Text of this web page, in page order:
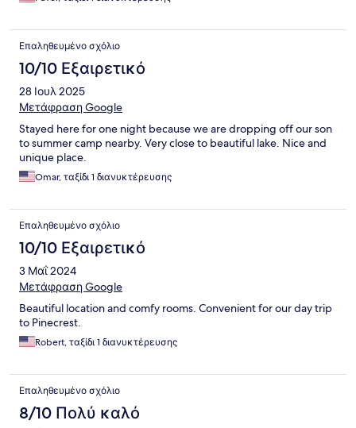
Επαληθευμένο σχόλιο
10/10 Εξαιρετικό
28 Ιουλ 2025
Μετάφραση Google
Stayed here for one night because we are dropping off our son
to summer camp nearby. Very close to beautiful lake. Nice and
unique place.
Omar, ταξίδι 1 διανυκτέρευσης
Επαληθευμένο σχόλιο
10/10 Εξαιρετικό
3 Μαΐ 2024
Μετάφραση Google
Beautiful location and comfy rooms. Convenient for our day trip
to Pinecrest.
Robert, ταξίδι 1 διανυκτέρευσης
Επαληθευμένο σχόλιο
8/10 Πολύ καλό